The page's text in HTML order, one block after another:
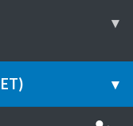
▾
▾